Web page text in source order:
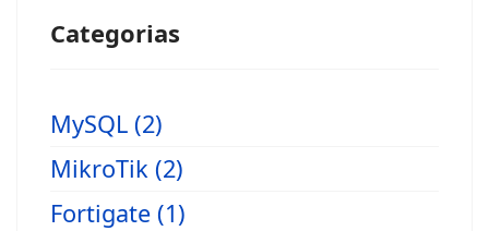
Categorias
MySQL (2)
MikroTik (2)
Fortigate (1)